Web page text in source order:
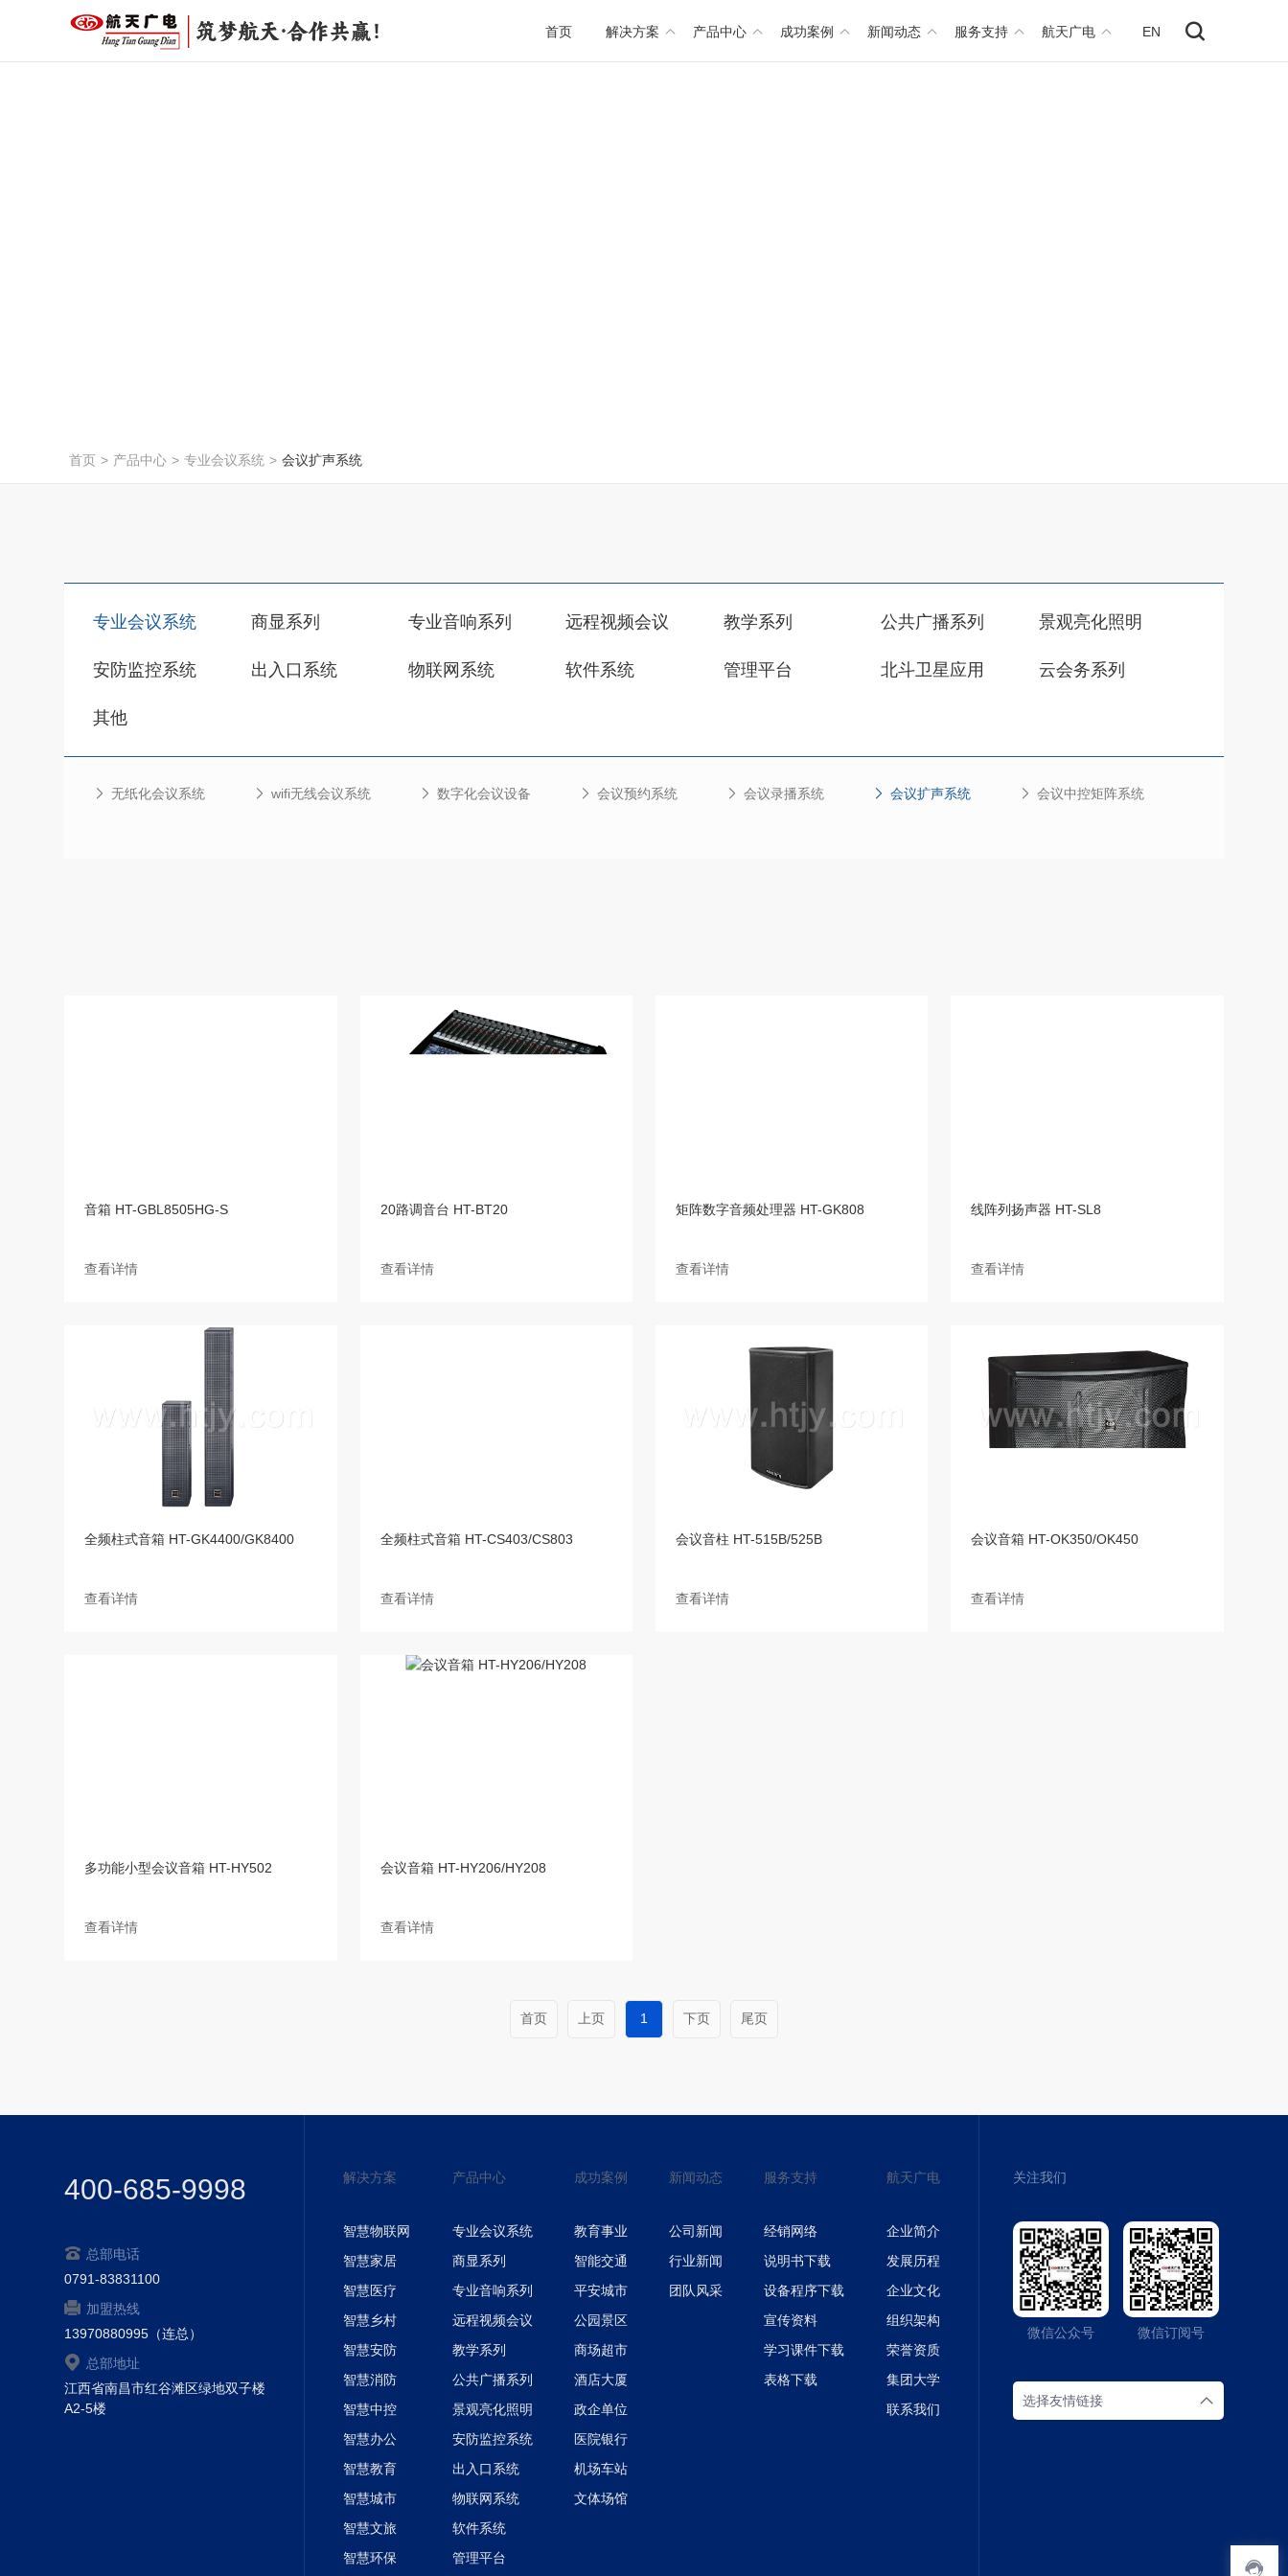
首页 解决方案 产品中心 成功案例 新闻动态 服务支持 航天广电 EN
首页 > 产品中心 > 专业会议系统 > 会议扩声系统
专业会议系统 商显系列 专业音响系列 远程视频会议 教学系列 公共广播系列 景观亮化照明
安防监控系统 出入口系统 物联网系统 软件系统 管理平台 北斗卫星应用 云会务系列
其他
无纸化会议系统 wifi无线会议系统 数字化会议设备 会议预约系统 会议录播系统 会议扩声系统 会议中控矩阵系统
音箱 HT-GBL8505HG-S
查看详情
20路调音台 HT-BT20
查看详情
矩阵数字音频处理器 HT-GK808
查看详情
线阵列扬声器 HT-SL8
查看详情
全频柱式音箱 HT-GK4400/GK8400
查看详情
全频柱式音箱 HT-CS403/CS803
查看详情
会议音柱 HT-515B/525B
查看详情
会议音箱 HT-OK350/OK450
查看详情
多功能小型会议音箱 HT-HY502
查看详情
会议音箱 HT-HY206/HY208
查看详情
首页 上页 1 下页 尾页
400-685-9998
总部电话
0791-83831100
加盟热线
13970880995（连总）
总部地址
江西省南昌市红谷滩区绿地双子楼
A2-5楼
解决方案
智慧物联网
智慧家居
智慧医疗
智慧乡村
智慧安防
智慧消防
智慧中控
智慧办公
智慧教育
智慧城市
智慧文旅
智慧环保
产品中心
专业会议系统
商显系列
专业音响系列
远程视频会议
教学系列
公共广播系列
景观亮化照明
安防监控系统
出入口系统
物联网系统
软件系统
管理平台
成功案例
教育事业
智能交通
平安城市
公园景区
商场超市
酒店大厦
政企单位
医院银行
机场车站
文体场馆
新闻动态
公司新闻
行业新闻
团队风采
服务支持
经销网络
说明书下载
设备程序下载
宣传资料
学习课件下载
表格下载
航天广电
企业简介
发展历程
企业文化
组织架构
荣誉资质
集团大学
联系我们
关注我们
微信公众号 微信订阅号
选择友情链接